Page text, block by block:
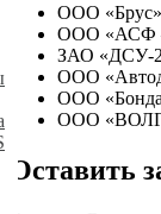
ООО «Брус»
ООО «АСФ
ЗАО «ДСУ-
ООО
ООО
ООО
Оставить